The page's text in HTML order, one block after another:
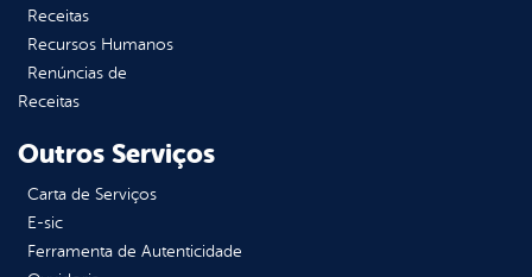
Receitas
Recursos Humanos
Renúncias de
Receitas
Outros Serviços
Carta de Serviços
E-sic
Ferramenta de Autenticidade